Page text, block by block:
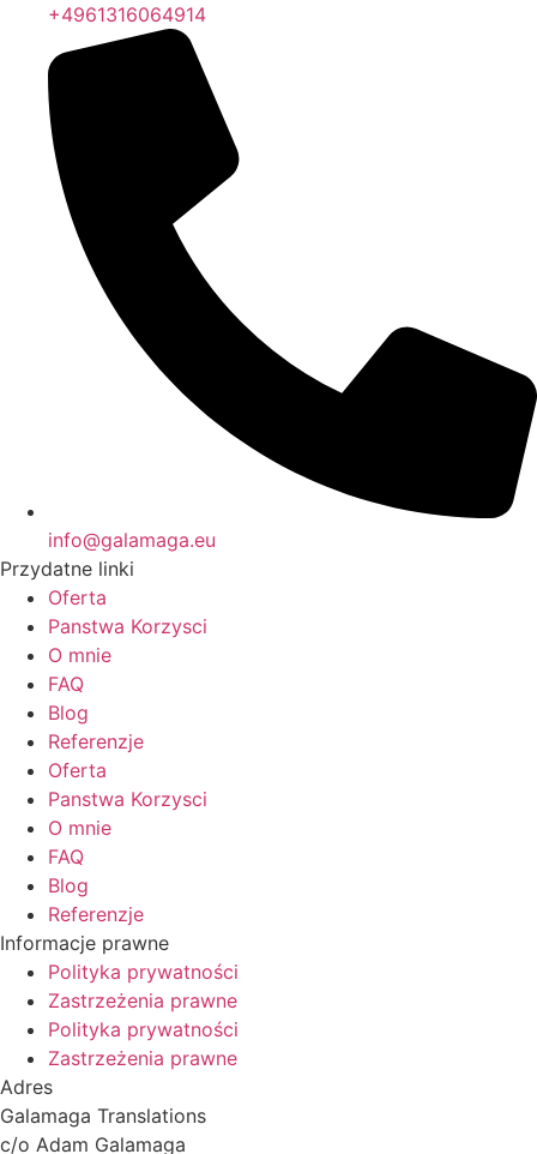
+4961316064914
info@galamaga.eu
Przydatne linki
Oferta
Panstwa Korzysci
O mnie
FAQ
Blog
Referenzje
Oferta
Panstwa Korzysci
O mnie
FAQ
Blog
Referenzje
Informacje prawne
Polityka prywatności
Zastrzeżenia prawne
Polityka prywatności
Zastrzeżenia prawne
Adres
Galamaga Translations
c/o Adam Galamaga